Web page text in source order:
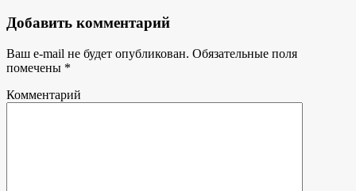
Добавить комментарий
Ваш e-mail не будет опубликован. Обязательные поля
помечены *
Комментарий